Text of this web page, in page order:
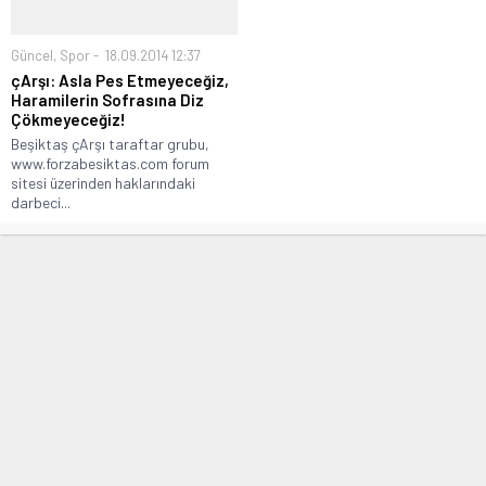
Güncel, Spor 18.09.2014 12:37
çArşı: Asla Pes Etmeyeceğiz,
Haramilerin Sofrasına Diz
Çökmeyeceğiz!
Beşiktaş çArşı taraftar grubu,
www.forzabesiktas.com forum
sitesi üzerinden haklarındaki
darbeci...